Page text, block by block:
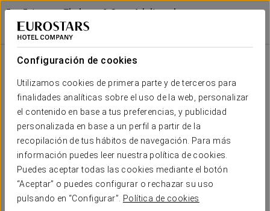
Configuración de cookies
Utilizamos cookies de primera parte y de terceros para
finalidades analíticas sobre el uso de la web, personalizar
el contenido en base a tus preferencias, y publicidad
personalizada en base a un perfil a partir de la
recopilación de tus hábitos de navegación. Para más
información puedes leer nuestra política de cookies.
Puedes aceptar todas las cookies mediante el botón
“Aceptar” o puedes configurar o rechazar su uso
pulsando en “Configurar”.
Política de cookies
Exe Estepona Thalasso & Spa - Adults only
Recommended
MÁLAGA - ESTEPONA
Masaje Craneal Hindú
60 €
Masaje craneal hindú